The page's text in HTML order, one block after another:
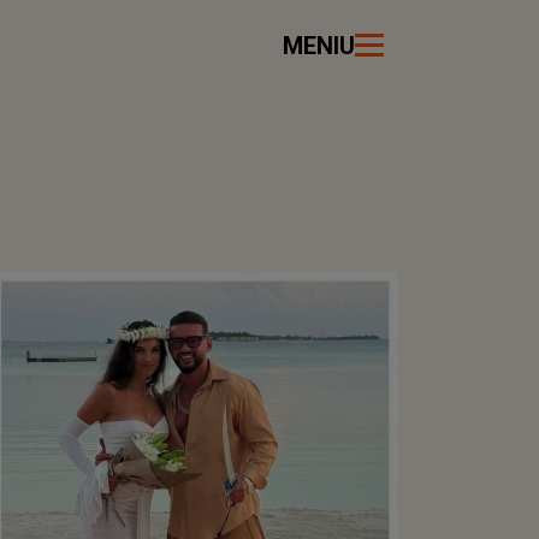
MENIU